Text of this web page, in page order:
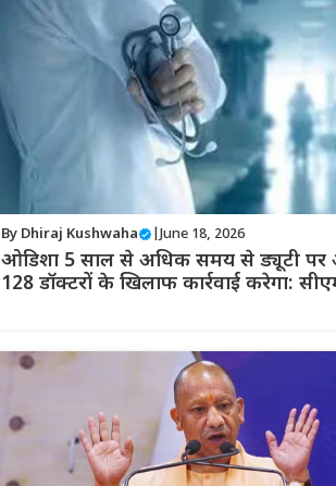
By Dhiraj Kushwaha | June 18, 2026
ओडिशा 5 साल से अधिक समय से ड्यूटी पर
128 डॉक्टरों के खिलाफ कार्रवाई करेगा: